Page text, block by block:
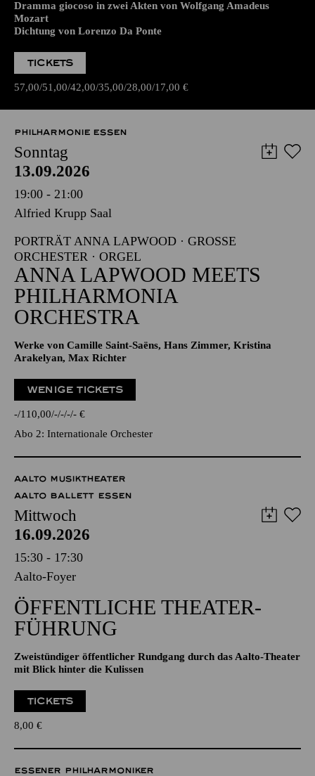
Dramma giocoso in zwei Akten von Wolfgang Amadeus
Mozart
Dichtung von Lorenzo Da Ponte
TICKETS
57,00 51,00 42,00 35,00 28,00 17,00 €
PHILHARMONIE ESSEN
Sonntag
13.09.2026
19:00 - 21:00
Alfried Krupp Saal
PORTRÄT ANNA LAPWOOD · GROSSE O
RCHESTER · ORGEL
ANNA LAPWOOD MEETS
PHILHARMONIA
ORCHESTRA
Werke von Camille Saint-Saëns, Hans Zimmer, Kristina
Arakelyan, Max Richter
WENIGE TICKETS
- 110,00 - - - - €
Abo 2: Internationale Orchester
AALTO MUSIKTHEATER
AALTO BALLETT ESSEN
Mittwoch
16.09.2026
15:30 - 17:30
Aalto-Foyer
ÖFFENTLICHE THEATER­
FÜHRUNG
Zweistündiger öffentlicher Rundgang durch das Aalto-Theater
mit Blick hinter die Kulissen
TICKETS
8,00 €
ESSENER PHILHARMONIKER